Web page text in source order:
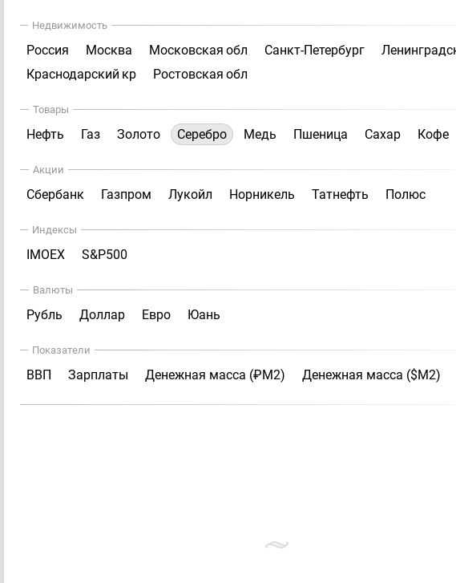
Недвижимость
Россия Москва Московская обл Санкт-Петербург
Краснодарский кр
Ростовская обл
Товары
Нефть Газ Золото Серебро Медь Пшеница Сахар Кофе
Акции
Сбербанк Газпром Лукойл Норникель Татнефть Полюс
Индексы
IMOEX S&P500
Валюты
Рубль Доллар Евро Юань
Показатели
ВВП Зарплаты Денежная масса (₽М2) Денежная масса ($М2)